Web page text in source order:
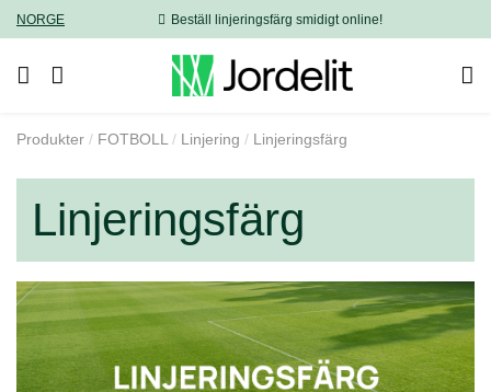
NORGE Beställ linjeringsfärg smidigt online!
Produkter FOTBOLL Linjering Linjeringsfärg
Linjeringsfärg